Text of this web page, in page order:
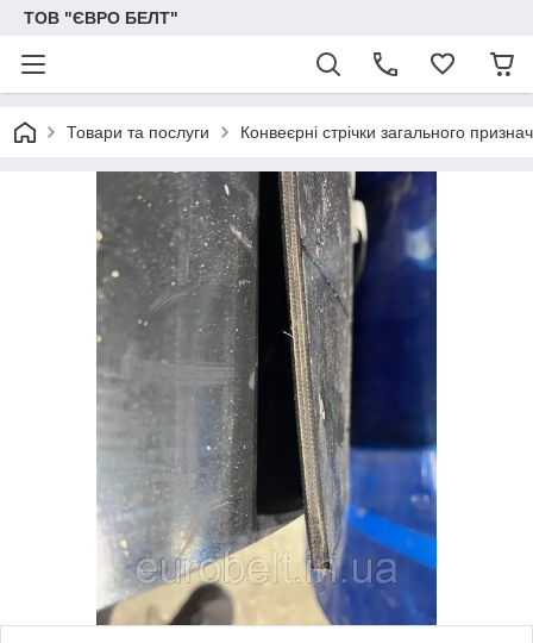
ТОВ "ЄВРО БЕЛТ"
Товари та послуги Конвеєрні стрічки загального